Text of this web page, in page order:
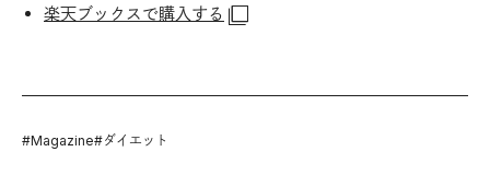
楽天ブックスで購入する
#Magazine#ダイエット